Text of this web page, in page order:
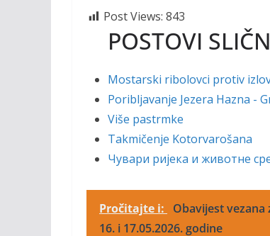
Post Views: 843
POSTOVI
Mostarski ribolovci protiv
Poribljavanje Jezera Hazna -
Više pastrmke
Takmičenje Kotorvarošana
Чувари ријека и животне
Pročitajte i:
Obavijest vezana
16. i 17.05.2026. godine